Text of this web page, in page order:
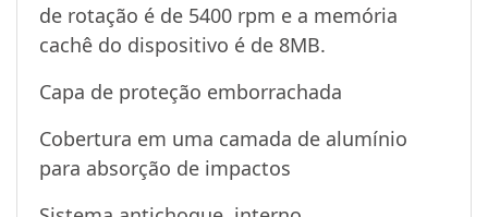
de rotação é de 5400 rpm e a memória
cachê do dispositivo é de 8MB.
Capa de proteção emborrachada
Cobertura em uma camada de alumínio
para absorção de impactos